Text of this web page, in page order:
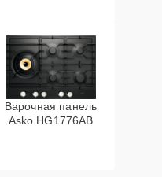
Варочная панель
Asko HG1776AB